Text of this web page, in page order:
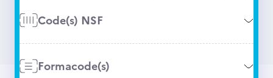
Code(s) NSF
Formacode(s)